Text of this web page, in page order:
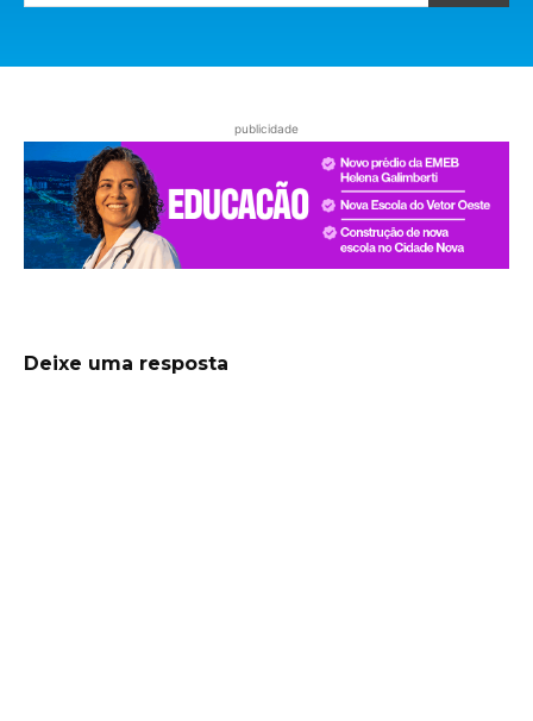
publicidade
Deixe uma resposta